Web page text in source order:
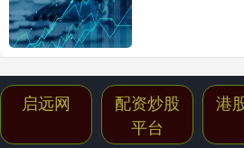
启远网
配资炒股
平台
港